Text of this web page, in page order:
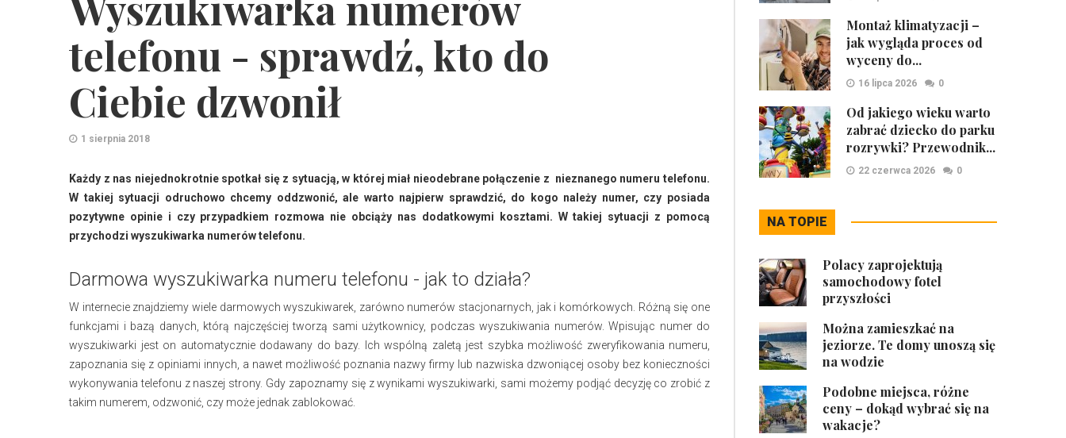
telefonu - sprawdź, kto do
Ciebie dzwonił
1 sierpnia 2018
Każdy z nas niejednokrotnie spotkał się z sytuacją, w której miał nieodebrane połączenie z nieznanego numeru telefonu.
W takiej sytuacji odruchowo chcemy oddzwonić, ale warto najpierw sprawdzić, do kogo należy numer, czy posiada
pozytywne opinie i czy przypadkiem rozmowa nie obciąży nas dodatkowymi kosztami. W takiej sytuacji z pomocą
przychodzi wyszukiwarka numerów telefonu.
Darmowa wyszukiwarka numeru telefonu - jak to działa?
W internecie znajdziemy wiele darmowych wyszukiwarek, zarówno numerów stacjonarnych, jak i komórkowych. Różną się one
funkcjami i bazą danych, którą najczęściej tworzą sami użytkownicy, podczas wyszukiwania numerów. Wpisując numer do
wyszukiwarki jest on automatycznie dodawany do bazy. Ich wspólną zaletą jest szybka możliwość zweryfikowania numeru,
zapoznania się z opiniami innych, a nawet możliwość poznania nazwy firmy lub nazwiska dzwoniącej osoby bez konieczności
wykonywania telefonu z naszej strony. Gdy zapoznamy się z wynikami wyszukiwarki, sami możemy podjąć decyzję co zrobić z
takim numerem, odzwonić, czy może jednak zablokować.
Montaż klimatyzacji –
jak wygląda proces od
wyceny do...
16 lipca 2026 0
Od jakiego wieku warto
zabrać dziecko do parku
rozrywki? Przewodnik...
22 czerwca 2026 0
NA TOPIE
Polacy zaprojektują
samochodowy fotel
przyszłości
Można zamieszkać na
jeziorze. Te domy unoszą się
na wodzie
Podobne miejsca, różne
ceny – dokąd wybrać się na
wakacje?